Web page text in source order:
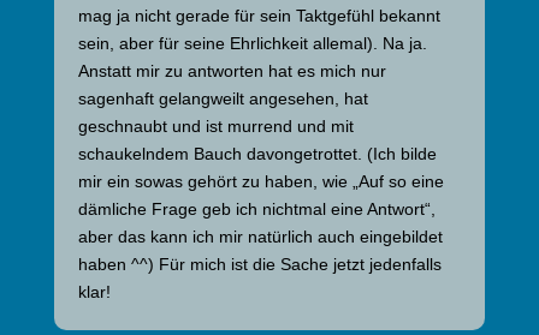
mag ja nicht gerade für sein Taktgefühl bekannt
sein, aber für seine Ehrlichkeit allemal). Na ja.
Anstatt mir zu antworten hat es mich nur
sagenhaft gelangweilt angesehen, hat
geschnaubt und ist murrend und mit
schaukelndem Bauch davongetrottet. (Ich bilde
mir ein sowas gehört zu haben, wie „Auf so eine
dämliche Frage geb ich nichtmal eine Antwort“,
aber das kann ich mir natürlich auch eingebildet
haben ^^) Für mich ist die Sache jetzt jedenfalls
klar!